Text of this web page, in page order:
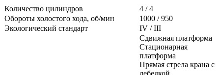
Количество цилиндров
4 / 4
Обороты холостого хода, об/мин
1000 / 950
Экологический стандарт
IV / III
Сдвижная платформа
Стационарная
платформа
Прямая стрела крана с
лебедкой